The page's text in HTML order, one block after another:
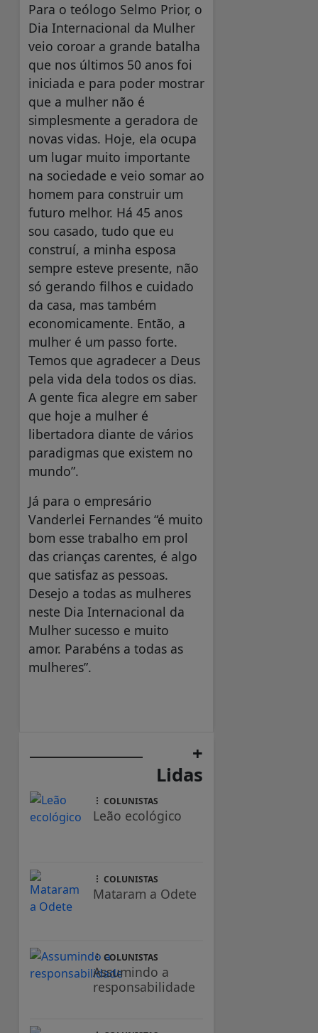
Para o teólogo Selmo Prior, o
Dia Internacional da Mulher
veio coroar a grande batalha
que nos últimos 50 anos foi
iniciada e para poder mostrar
que a mulher não é
simplesmente a geradora de
novas vidas. Hoje, ela ocupa
um lugar muito importante
na sociedade e veio somar ao
homem para construir um
futuro melhor. Há 45 anos
sou casado, tudo que eu
construí, a minha esposa
sempre esteve presente, não
só gerando filhos e cuidado
da casa, mas também
economicamente. Então, a
mulher é um passo forte.
Temos que agradecer a Deus
pela vida dela todos os dias.
A gente fica alegre em saber
que hoje a mulher é
libertadora diante de vários
paradigmas que existem no
mundo”.
Já para o empresário
Vanderlei Fernandes “é muito
bom esse trabalho em prol
das crianças carentes, é algo
que satisfaz as pessoas.
Desejo a todas as mulheres
neste Dia Internacional da
Mulher sucesso e muito
amor. Parabéns a todas as
mulheres”.
+
Lidas
COLUNISTAS
Leão ecológico
COLUNISTAS
Mataram a Odete
COLUNISTAS
Assumindo a
responsabilidade